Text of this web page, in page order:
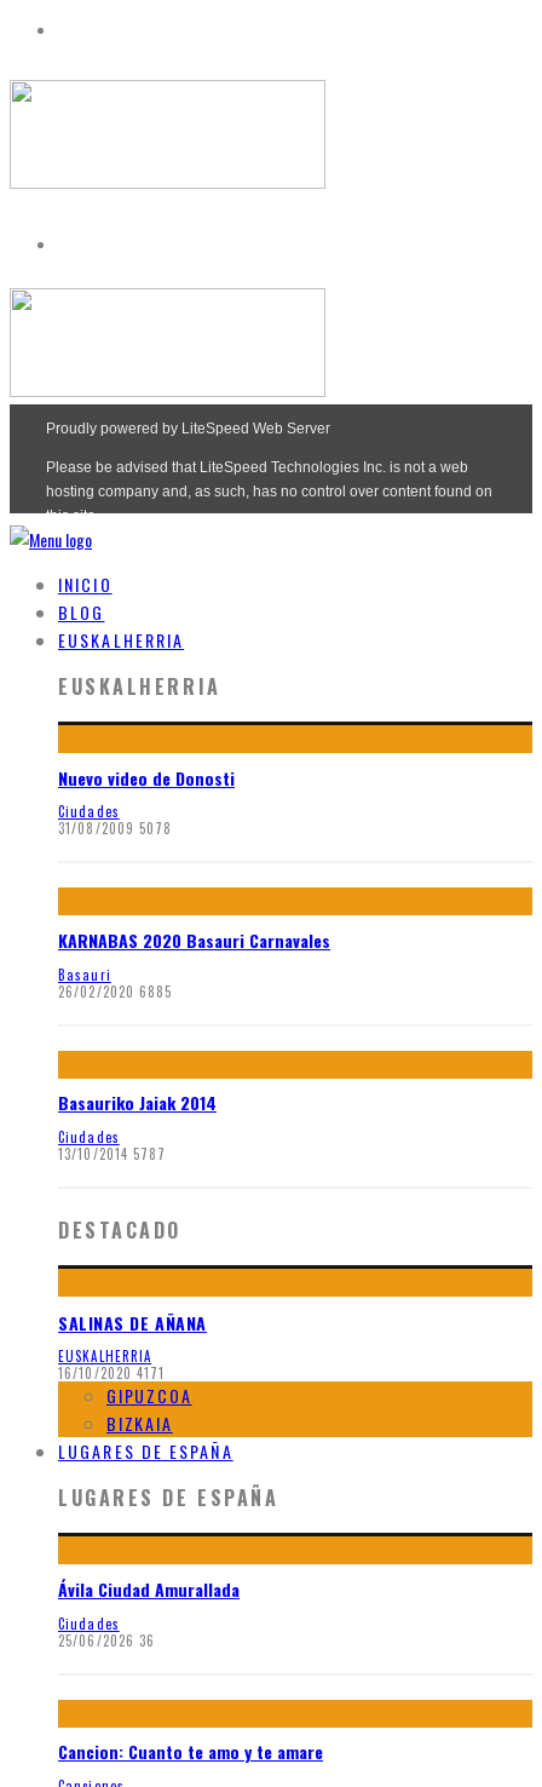
INICIO
BLOG
EUSKALHERRIA
EUSKALHERRIA
Nuevo video de Donosti
Ciudades
31/08/2009 5078
KARNABAS 2020 Basauri Carnavales
Basauri
26/02/2020 6885
Basauriko Jaiak 2014
Ciudades
13/10/2014 5787
DESTACADO
SALINAS DE AÑANA
EUSKALHERRIA
16/10/2020 4171
GIPUZCOA
BIZKAIA
LUGARES DE ESPAÑA
LUGARES DE ESPAÑA
Ávila Ciudad Amurallada
Ciudades
25/06/2026 36
Cancion: Cuanto te amo y te amare